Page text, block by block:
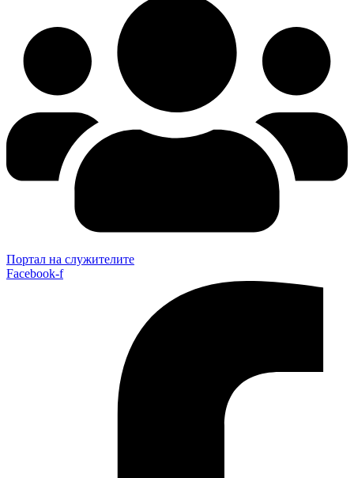
Портал на служителите
Facebook-f